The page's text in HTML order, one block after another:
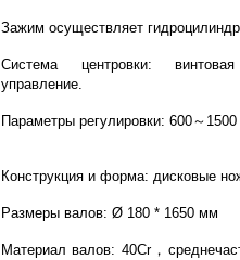
Зажим осуществляет
Система центровки:
управление.
Параметры регулировки: 600～
Конструкция и форма: дисковые
Размеры валов: Ø 180 * 1650 мм
Материал валов: 40Cr，